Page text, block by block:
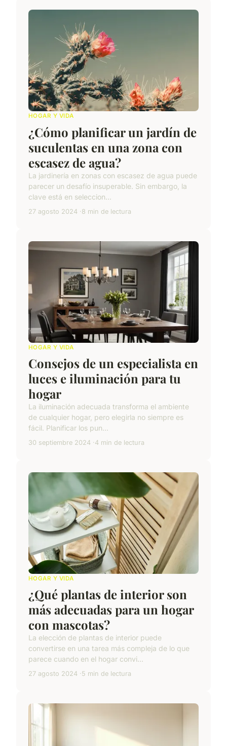
HOGAR Y VIDA
¿Cómo planificar un jardín de
suculentas en una zona con
escasez de agua?
La jardinería en zonas con escasez de agua puede
parecer un desafío insuperable. Sin embargo, la
clave está en seleccion...
27 agosto 2024 8 min de lectura
HOGAR Y VIDA
Consejos de un especialista en
luces e iluminación para tu
hogar
La iluminación adecuada transforma el ambiente
de cualquier hogar, pero elegirla no siempre es
fácil. Planificar los pun...
30 septiembre 2024 4 min de lectura
HOGAR Y VIDA
¿Qué plantas de interior son
más adecuadas para un hogar
con mascotas?
La elección de plantas de interior puede
convertirse en una tarea más compleja de lo que
parece cuando en el hogar convi...
27 agosto 2024 5 min de lectura